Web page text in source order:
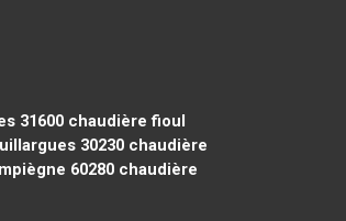
31600chaudière fioul
30230chaudière
60280chaudière